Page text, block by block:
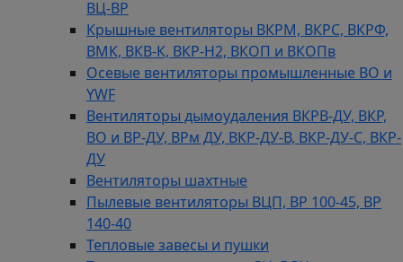
ВЦ-ВР
Крышные вентиляторы ВКРМ, ВКРС, ВКРФ,
ВМК, ВКВ-К, ВКР-Н2, ВКОП и ВКОПв
Осевые вентиляторы промышленные ВО и
YWF
Вентиляторы дымоудаления ВКРВ-ДУ, ВКР,
ВО и ВР-ДУ, ВРм ДУ, ВКР-ДУ-В, ВКР-ДУ-С, ВКР-
ДУ
Вентиляторы шахтные
Пылевые вентиляторы ВЦП, ВР 100-45, ВР
140-40
Тепловые завесы и пушки